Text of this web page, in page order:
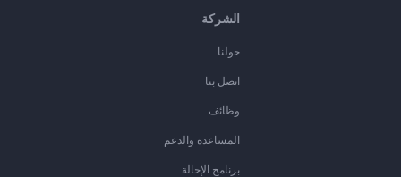
الشركة
حولنا
اتصل بنا
وظائف
المساعدة والدعم
برنامج الإحالة